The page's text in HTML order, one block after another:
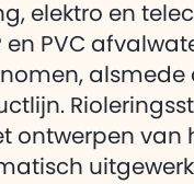
heeft voor
elektro en
en PVC
alsmede
ontwerpen van